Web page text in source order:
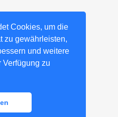
Cookies, um die
zu gewährleisten,
und weitere
Verfügung zu